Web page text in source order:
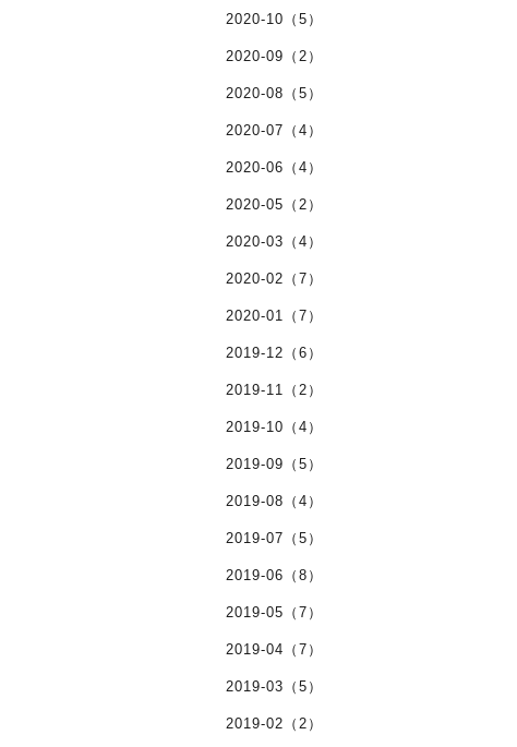
2020-10（5）
2020-09（2）
2020-08（5）
2020-07（4）
2020-06（4）
2020-05（2）
2020-03（4）
2020-02（7）
2020-01（7）
2019-12（6）
2019-11（2）
2019-10（4）
2019-09（5）
2019-08（4）
2019-07（5）
2019-06（8）
2019-05（7）
2019-04（7）
2019-03（5）
2019-02（2）